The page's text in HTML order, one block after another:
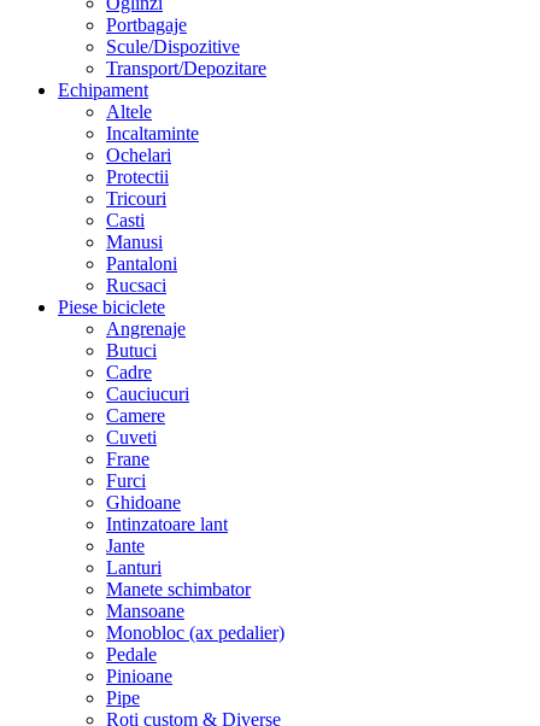
Portbagaje
Scule/Dispozitive
Transport/Depozitare
Echipament
Altele
Incaltaminte
Ochelari
Protectii
Tricouri
Casti
Manusi
Pantaloni
Rucsaci
Piese biciclete
Angrenaje
Butuci
Cadre
Cauciucuri
Camere
Cuveti
Frane
Furci
Ghidoane
Intinzatoare lant
Jante
Lanturi
Manete schimbator
Mansoane
Monobloc (ax pedalier)
Pedale
Pinioane
Pipe
Roti custom & Diverse